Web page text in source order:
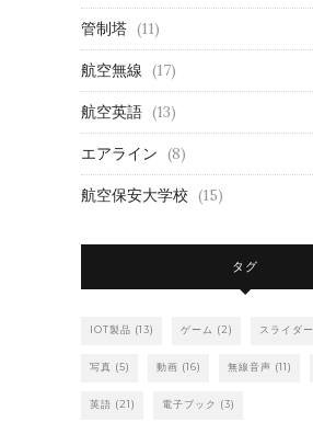
管制塔 (11)
航空無線 (17)
航空英語 (13)
エアライン (8)
航空保安大学校 (15)
タグ
IOT製品 (13) ゲーム (2) スライダー
写真 (5) 動画 (16) 無線音声 (11)
英語 (21) 電子ブック (3)